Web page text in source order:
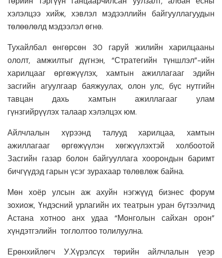
хэлэлцээ хийж, хэвлэл мэдээллийн байгууллагуудын
төлөөлөлд мэдээлэл өгнө.
Тухайлбал өнгөрсөн 30 гаруй жилийн харилцааны
ололт, амжилтыг дүгнэн, “Стратегийн түншлэл”-ийн
харилцааг өргөжүүлэх, хамтын ажиллагааг эдийн
засгийн агуулгаар баяжуулах, олон улс, бүс нутгийн
тавцан дахь хамтын ажиллагааг улам
гүнзгийрүүлэх талаар хэлэлцэх юм.
Айлчлалын хүрээнд талууд харилцаа, хамтын
ажиллагааг өргөжүүлэн хөгжүүлэхтэй холбоотой
Засгийн газар болон байгууллага хоорондын баримт
бичгүүдэд гарын үсэг зурахаар төлөвлөж байна.
Мөн хоёр улсын аж ахуйн нэгжүүд бизнес форум
зохиож, Үндэсний урлагийн их театрын уран бүтээлчид
Астана хотноо анх удаа “Монголын сайхан орон”
хүндэтгэлийн тоглолтоо толилуулна.
Ерөнхийлөгч У.Хүрэлсүх төрийн айлчлалын үеэр